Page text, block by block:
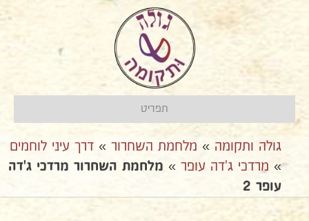
תפריט
גולה ותקומה » מלחמת השחרור » דרך עיני לוחמים
» מרדכי ג'דה עופר » מלחמת השחרור מרדכי ג'דה
עופר 2